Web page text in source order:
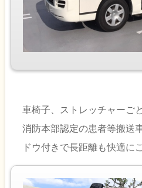
車椅子、ストレッチャーご
消防本部認定の患者等搬送
ドウ付きで長距離も快適に